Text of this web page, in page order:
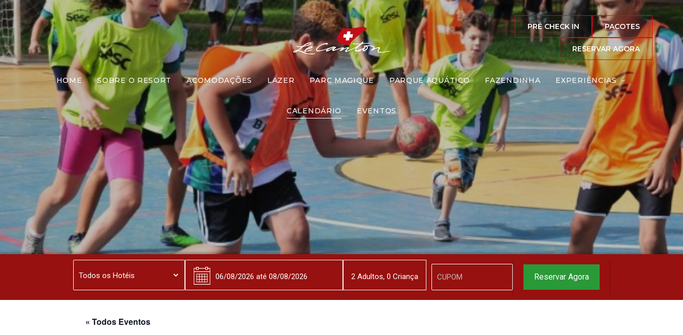
PRÉ CHECK IN PACOTES
RESERVAR AGORA
HOME SOBRE O RESORT ACOMODAÇÕES LAZER PARC MAGIQUE PARQUE AQUÁTICO FAZENDINHA EXPERIÊNCIAS
CALENDÁRIO EVENTOS
Queimado
« Todos Eventos
2Adultos, 0 Criança
Reserve agora, com
o melhor preço
garantido
▼
Reservar Agora